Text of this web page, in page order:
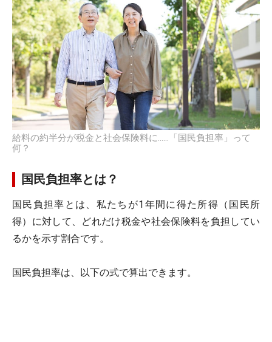
給料の約半分が税金と社会保険料に……「国民負担率」って
何？
国民負担率とは？
国民負担率とは、私たちが1年間に得た所得（国民所
得）に対して、どれだけ税金や社会保険料を負担してい
るかを示す割合です。
国民負担率は、以下の式で算出できます。